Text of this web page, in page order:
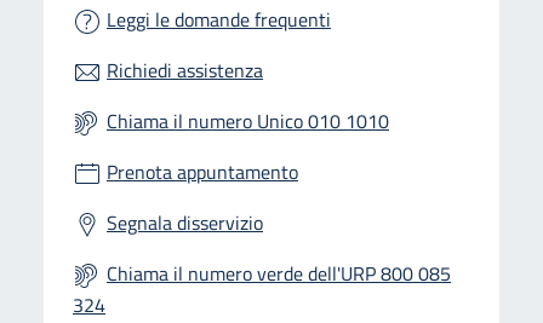
Leggi le domande frequenti
Richiedi assistenza
Chiama il numero Unico 010 1010
Prenota appuntamento
Segnala disservizio
Chiama il numero verde dell'URP 800 085
324